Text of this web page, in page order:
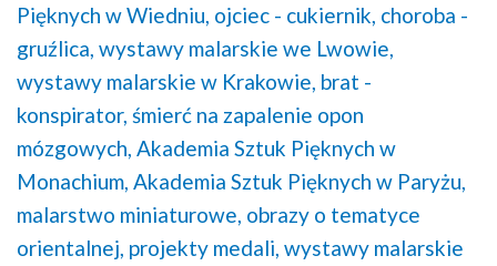
Pięknych w Wiedniu, ojciec - cukiernik, choroba -
gruźlica, wystawy malarskie we Lwowie,
wystawy malarskie w Krakowie, brat -
konspirator, śmierć na zapalenie opon
mózgowych, Akademia Sztuk Pięknych w
Monachium, Akademia Sztuk Pięknych w Paryżu,
malarstwo miniaturowe, obrazy o tematyce
orientalnej, projekty medali, wystawy malarskie